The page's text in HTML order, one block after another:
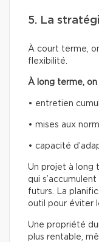
5. La
À court terme,
flexibilité.
À long terme,
• entretien
• mises aux
• capacité
Un projet à long
qui
futurs. La
outil pour éviter
Une propriété
plus rentable,